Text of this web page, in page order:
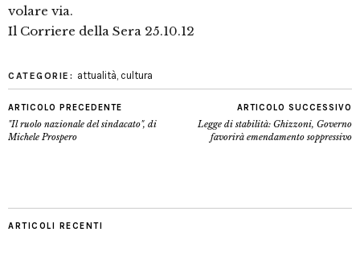
volare via.
Il Corriere della Sera 25.10.12
CATEGORIE: attualità, cultura
ARTICOLO PRECEDENTE
"Il ruolo nazionale del sindacato", di
Michele Prospero
ARTICOLO SUCCESSIVO
Legge di stabilità: Ghizzoni, Governo
favorirà emendamento soppressivo
ARTICOLI RECENTI